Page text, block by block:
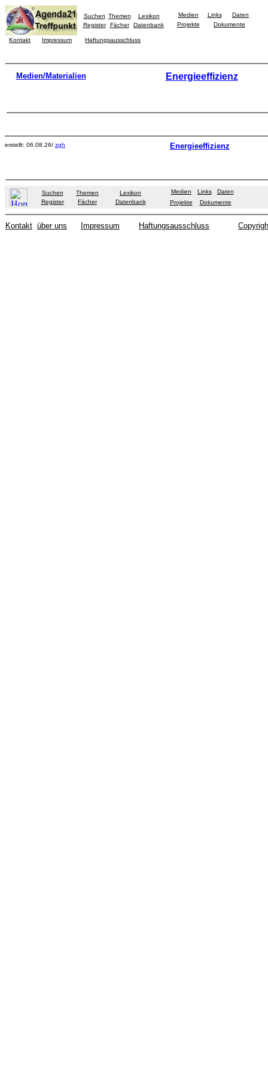
Suchen Themen
Lexikon
Register
Fächer Datenbank
Medien Links
Daten
Projekte
Dokumente
Kontakt Impressum Haftungsausschluss
Medien/Materialien Energieeffizienz
erstellt: 06.08.26/ zgh Energieeffizienz
Suchen Themen
Lexikon
Register
Fächer Datenbank
Medien Links
Daten
Projekte
Dokumente
Kontakt über uns Impressum Haftungsausschluss